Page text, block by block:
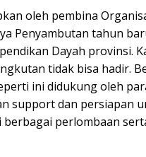
oleh pembina
Penyambutan tahun
Dayah provinsi.
tidak bisa hadir.
ini didukung oleh
support dan persiapan
perlombaan